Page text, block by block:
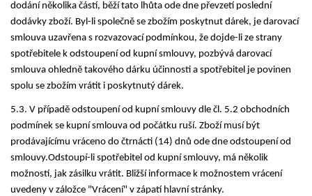
dodání několika částí, běží tato lhůta ode dne převzetí poslední
dodávky zboží. Byl-li společně se zbožím poskytnut dárek, je darovací
smlouva uzavřena s rozvazovací podmínkou, že dojde-li ze strany
spotřebitele k odstoupení od kupní smlouvy, pozbývá darovací
smlouva ohledně takového dárku účinnosti a spotřebitel je povinen
spolu se zbožím vrátit i poskytnutý dárek.
5.3. V případě odstoupení od kupní smlouvy dle čl. 5.2 obchodních
podmínek se kupní smlouva od počátku ruší. Zboží musí být
prodávajícímu vráceno do čtrnácti (14) dnů ode dne odstoupení od
smlouvy.Odstoupí-li spotřebitel od kupní smlouvy, má několik
možností, jak zásilku vrátit. Bližší informace k možnostem vrácení
uvedeny v záložce "Vrácení" v zápatí hlavní stránky.